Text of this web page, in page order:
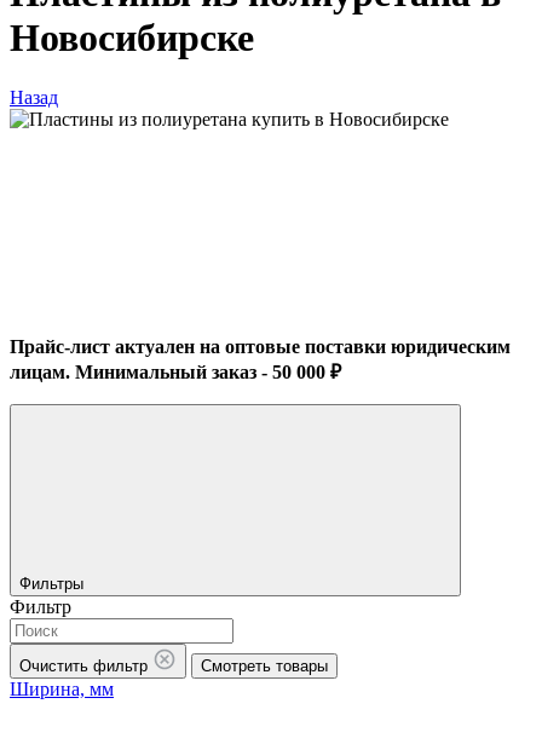
Новосибирске
Назад
Прайс-лист актуален на оптовые поставки юридическим
лицам. Минимальный заказ - 50 000 ₽
Фильтры
Фильтр
Очистить фильтр Смотреть товары
Ширина, мм